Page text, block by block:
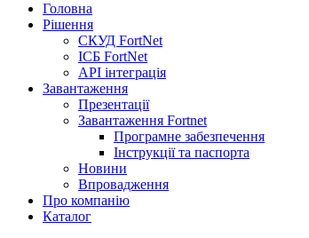
Головна
Рішення
СКУД FortNet
ІСБ FortNet
API інтеграція
Завантаження
Презентації
Завантаження Fortnet
Програмне забезпечення
Інструкції та паспорта
Новини
Впровадження
Про компанію
Каталог